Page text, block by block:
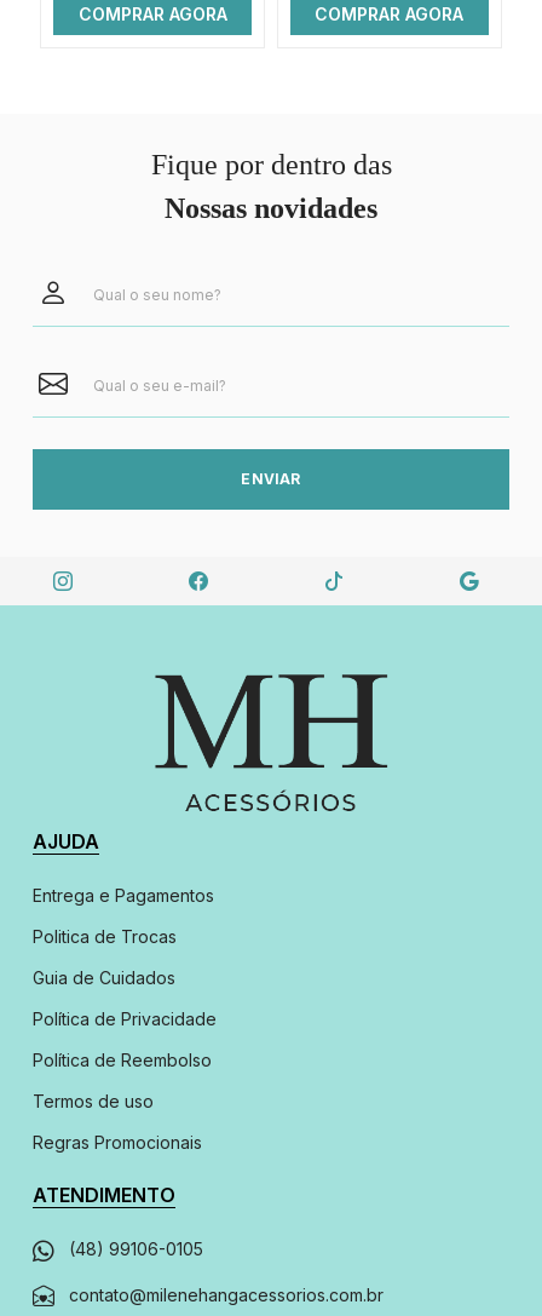
COMPRAR AGORA COMPRAR AGORA
Fique por dentro das
Nossas novidades
ENVIAR
AJUDA
Entrega e Pagamentos
Politica de Trocas
Guia de Cuidados
Política de Privacidade
Política de Reembolso
Termos de uso
Regras Promocionais
ATENDIMENTO
(48) 99106-0105
contato@milenehangacessorios.com.br